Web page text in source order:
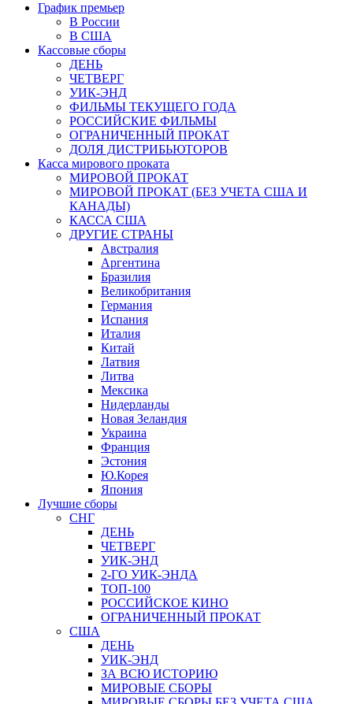
График премьер
В России
В США
Кассовые сборы
ДЕНЬ
ЧЕТВЕРГ
УИК-ЭНД
ФИЛЬМЫ ТЕКУЩЕГО ГОДА
РОССИЙСКИЕ ФИЛЬМЫ
ОГРАНИЧЕННЫЙ ПРОКАТ
ДОЛЯ ДИСТРИБЬЮТОРОВ
Касса мирового проката
МИРОВОЙ ПРОКАТ
МИРОВОЙ ПРОКАТ (БЕЗ УЧЕТА США И
КАНАДЫ)
КАССА США
ДРУГИЕ СТРАНЫ
Австралия
Аргентина
Бразилия
Великобритания
Германия
Испания
Италия
Китай
Латвия
Литва
Мексика
Нидерланды
Новая Зеландия
Украина
Франция
Эстония
Ю.Корея
Япония
Лучшие сборы
СНГ
ДЕНЬ
ЧЕТВЕРГ
УИК-ЭНД
2-ГО УИК-ЭНДА
ТОП-100
РОССИЙСКОЕ КИНО
ОГРАНИЧЕННЫЙ ПРОКАТ
США
ДЕНЬ
УИК-ЭНД
ЗА ВСЮ ИСТОРИЮ
МИРОВЫЕ СБОРЫ